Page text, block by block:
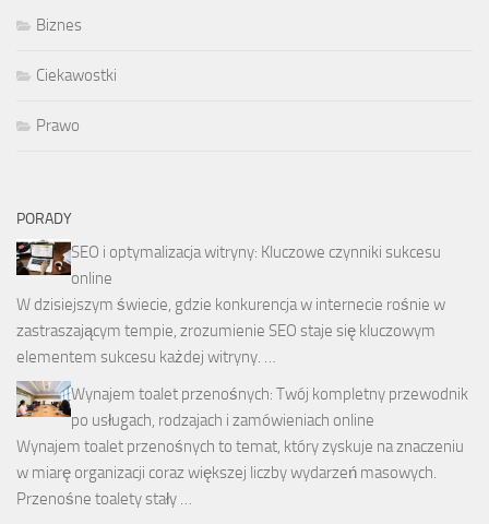
Biznes
Ciekawostki
Prawo
PORADY
SEO i optymalizacja witryny: Kluczowe czynniki sukcesu
online
W dzisiejszym świecie, gdzie konkurencja w internecie rośnie w
zastraszającym tempie, zrozumienie SEO staje się kluczowym
elementem sukcesu każdej witryny. …
Wynajem toalet przenośnych: Twój kompletny przewodnik
po usługach, rodzajach i zamówieniach online
Wynajem toalet przenośnych to temat, który zyskuje na znaczeniu
w miarę organizacji coraz większej liczby wydarzeń masowych.
Przenośne toalety stały …